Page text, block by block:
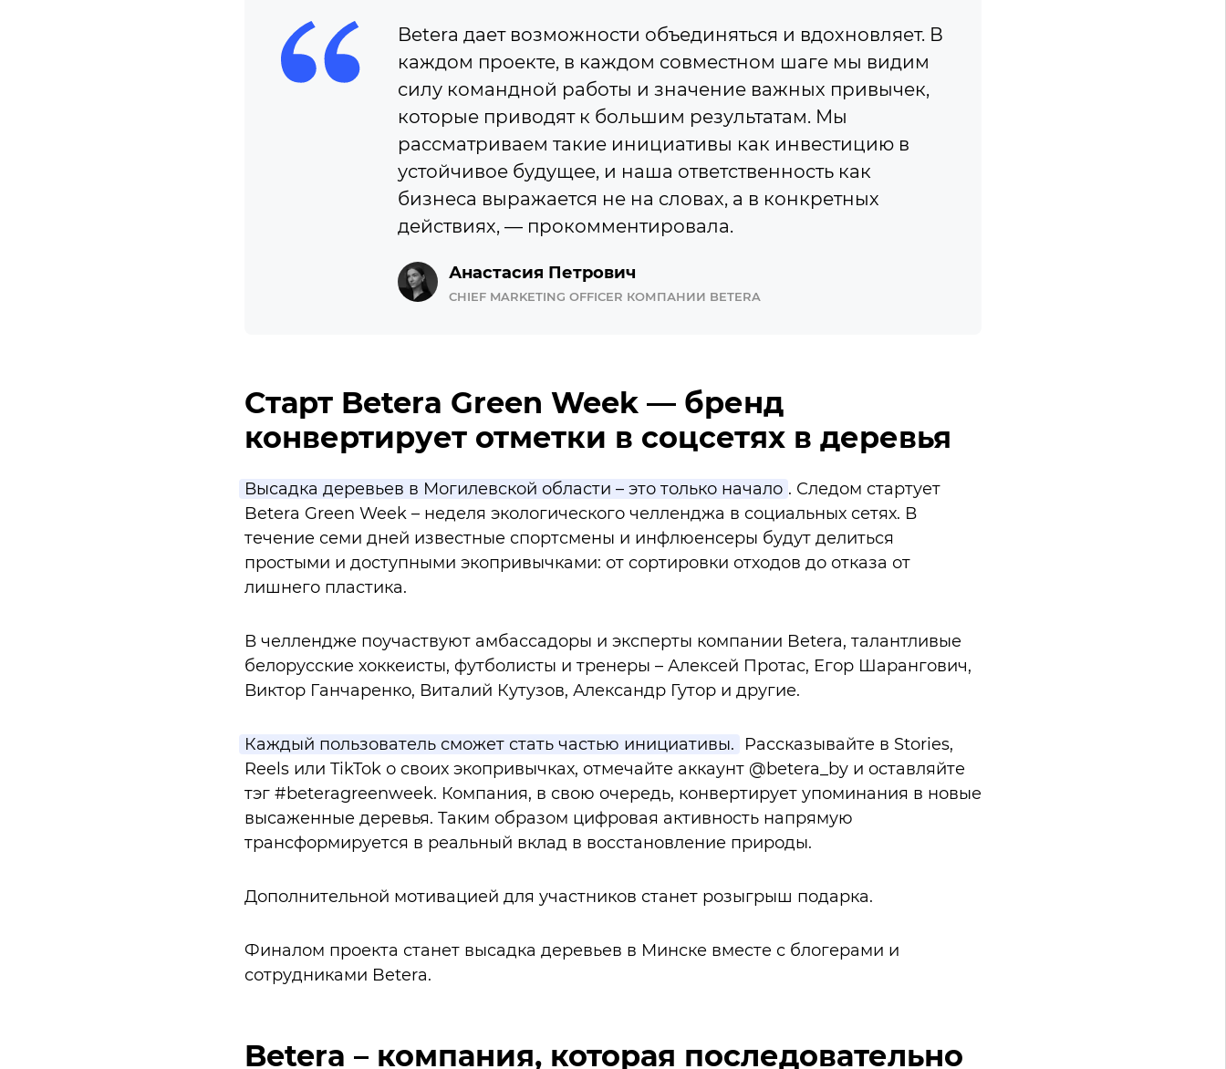
Betera дает возможности объединяться и вдохновляет. В
каждом проекте, в каждом совместном шаге мы видим
силу командной работы и значение важных привычек,
которые приводят к большим результатам. Мы
рассматриваем такие инициативы как инвестицию в
устойчивое будущее, и наша ответственность как
бизнеса выражается не на словах, а в конкретных
действиях, — прокомментировала.
Анастасия Петрович
CHIEF MARKETING OFFICER КОМПАНИИ BETERA
Старт Betera Green Week — бренд
конвертирует отметки в соцсетях в деревья
Высадка деревьев в Могилевской области – это только начало . Следом стартует
Betera Green Week – неделя экологического челленджа в социальных сетях. В
течение семи дней известные спортсмены и инфлюенсеры будут делиться
простыми и доступными экопривычками: от сортировки отходов до отказа от
лишнего пластика.
В челлендже поучаствуют амбассадоры и эксперты компании Betera, талантливые
белорусские хоккеисты, футболисты и тренеры – Алексей Протас, Егор Шарангович,
Виктор Ганчаренко, Виталий Кутузов, Александр Гутор и другие.
Каждый пользователь сможет стать частью инициативы.
Рассказывайте в Stories,
Reels или TikTok о своих экопривычках, отмечайте аккаунт @betera_by и оставляйте
тэг #beteragreenweek. Компания, в свою очередь, конвертирует упоминания в новые
высаженные деревья. Таким образом цифровая активность напрямую
трансформируется в реальный вклад в восстановление природы.
Дополнительной мотивацией для участников станет розыгрыш подарка.
Финалом проекта станет высадка деревьев в Минске вместе с блогерами и
сотрудниками Betera.
Betera – компания, которая последовательно